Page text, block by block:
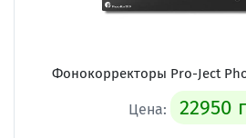
Фонокорректоры Pro-Ject
Цена: 22950